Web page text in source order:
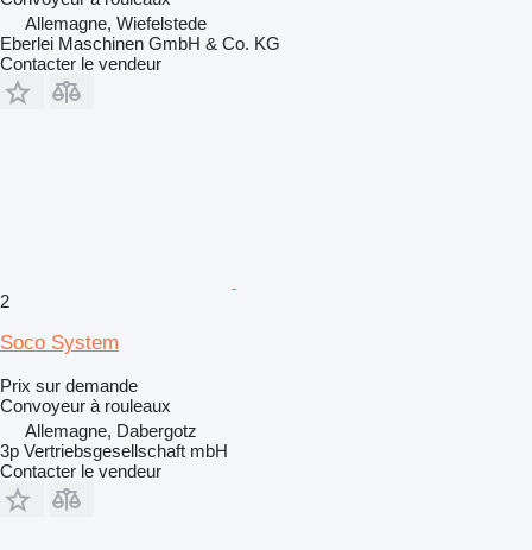
Allemagne, Wiefelstede
Eberlei Maschinen GmbH & Co. KG
Contacter le vendeur
2
Soco System
Prix sur demande
Convoyeur à rouleaux
Allemagne, Dabergotz
3p Vertriebsgesellschaft mbH
Contacter le vendeur